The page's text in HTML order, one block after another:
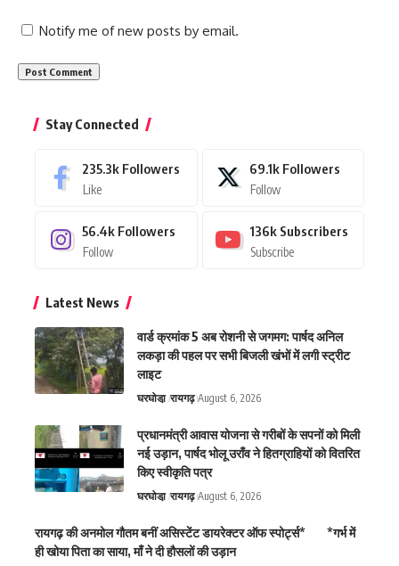
Notify me of new posts by email.
Stay Connected
235.3k Followers
Like
69.1k Followers
Follow
56.4k Followers
Follow
136k Subscribers
Subscribe
Latest News
वार्ड क्रमांक 5 अब रोशनी से जगमग: पार्षद अनिल
लकड़ा की पहल पर सभी बिजली खंभों में लगी स्ट्रीट
लाइट
घरघोडा़ रायगढ़ August 6, 2026
प्रधानमंत्री आवास योजना से गरीबों के सपनों को मिली
नई उड़ान, पार्षद भोलू उराँव ने हितग्राहियों को वितरित
किए स्वीकृति पत्र
घरघोडा़ रायगढ़ August 6, 2026
रायगढ़ की अनमोल गौतम बनीं असिस्टेंट डायरेक्टर ऑफ स्पोर्ट्स* *गर्भ में
ही खोया पिता का साया, माँ ने दी हौसलों की उड़ान